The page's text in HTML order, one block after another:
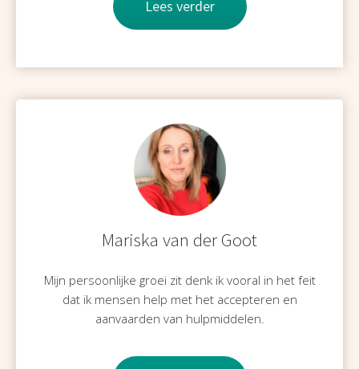
Lees verder
Mariska van der Goot
Mijn persoonlijke groei zit denk ik vooral in het feit
dat ik mensen help met het accepteren en
aanvaarden van hulpmiddelen.